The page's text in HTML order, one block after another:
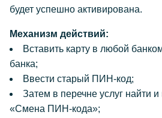
будет успешно активирована.
Механизм действий:
Вставить карту в любой
банка;
Ввести старый ПИН-код;
Затем в перечне услуг найти
«Смена ПИН-кода»;